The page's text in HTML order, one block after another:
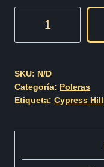
cantidad
SKU: N/D
Categoría: Poleras
Etiqueta: Cypress Hill